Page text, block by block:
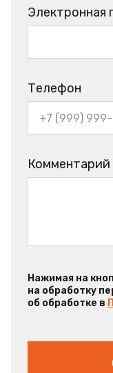
Электронная
Телефон
Комментарий
Нажимая на
на обработку
об обработке в